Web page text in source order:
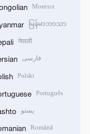
Монгол
မြန်မာဘာသာ
नेपाली
فارسی
Polski
Português
پښتو
Română